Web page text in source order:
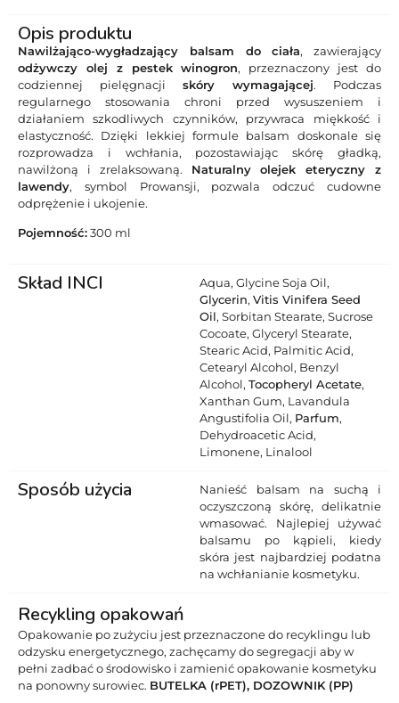
Opis produktu
Nawilżająco-wygładzający balsam do ciała, zawierający
odżywczy olej z pestek winogron, przeznaczony jest do
codziennej pielęgnacji skóry wymagającej. Podczas
regularnego stosowania chroni przed wysuszeniem i
działaniem szkodliwych czynników, przywraca miękkość i
elastyczność. Dzięki lekkiej formule balsam doskonale się
rozprowadza i wchłania, pozostawiając skórę gładką,
nawilżoną i zrelaksowaną. Naturalny olejek eteryczny z
lawendy, symbol Prowansji, pozwala odczuć cudowne
odprężenie i ukojenie.
Pojemność:300 ml
Skład INCI
Aqua, Glycine Soja Oil,
Glycerin, Vitis Vinifera Seed
Oil, Sorbitan Stearate, Sucrose
Cocoate, Glyceryl Stearate,
Stearic Acid, Palmitic Acid,
Cetearyl Alcohol, Benzyl
Alcohol, Tocopheryl Acetate,
Xanthan Gum, Lavandula
Angustifolia Oil, Parfum,
Dehydroacetic Acid,
Limonene, Linalool
Sposób użycia
Nanieść balsam na suchą i
oczyszczoną skórę, delikatnie
wmasować. Najlepiej używać
balsamu po kąpieli, kiedy
skóra jest najbardziej podatna
na wchłanianie kosmetyku.
Recykling opakowań
Opakowanie po zużyciu jest przeznaczone do recyklingu lub
odzysku energetycznego, zachęcamy do segregacji aby w
pełni zadbać o środowisko i zamienić opakowanie kosmetyku
na ponowny surowiec. BUTELKA (rPET), DOZOWNIK (PP)